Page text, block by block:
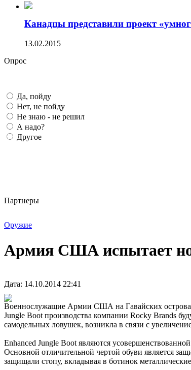
Канадцы представили проект
13.02.2015
Опрос
Да, пойду
Нет, не пойду
Не знаю - не решил
А надо?
Другое
Партнеры
Оружие
Армия США испытает
Дата: 14.10.2014 22:41
Военнослужащие Армии США на Гавайских
Jungle Boot производства компании Rocky Brands
самодельных ловушек, возникла в связи с
Enhanced Jungle Boot являются
Основной отличительной чертой обуви является
защищали стопу, вкладывая в ботинок